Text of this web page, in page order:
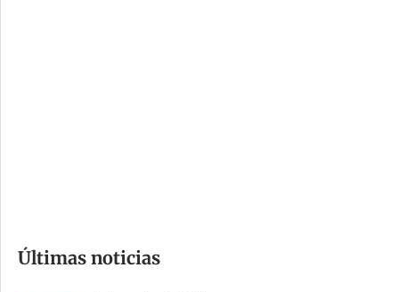
m
Últimas noticias